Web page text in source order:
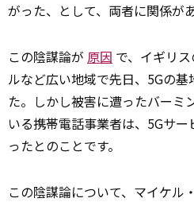
がった、として、両者に関係が
この陰謀論が 原因 で、イギリ
ルなど広い地域で先日、5Gの
た。しかし被害に遭ったバーミ
いる携帯電話事業者は、5Gサ
ったとのことです。
この陰謀論について、マイケル